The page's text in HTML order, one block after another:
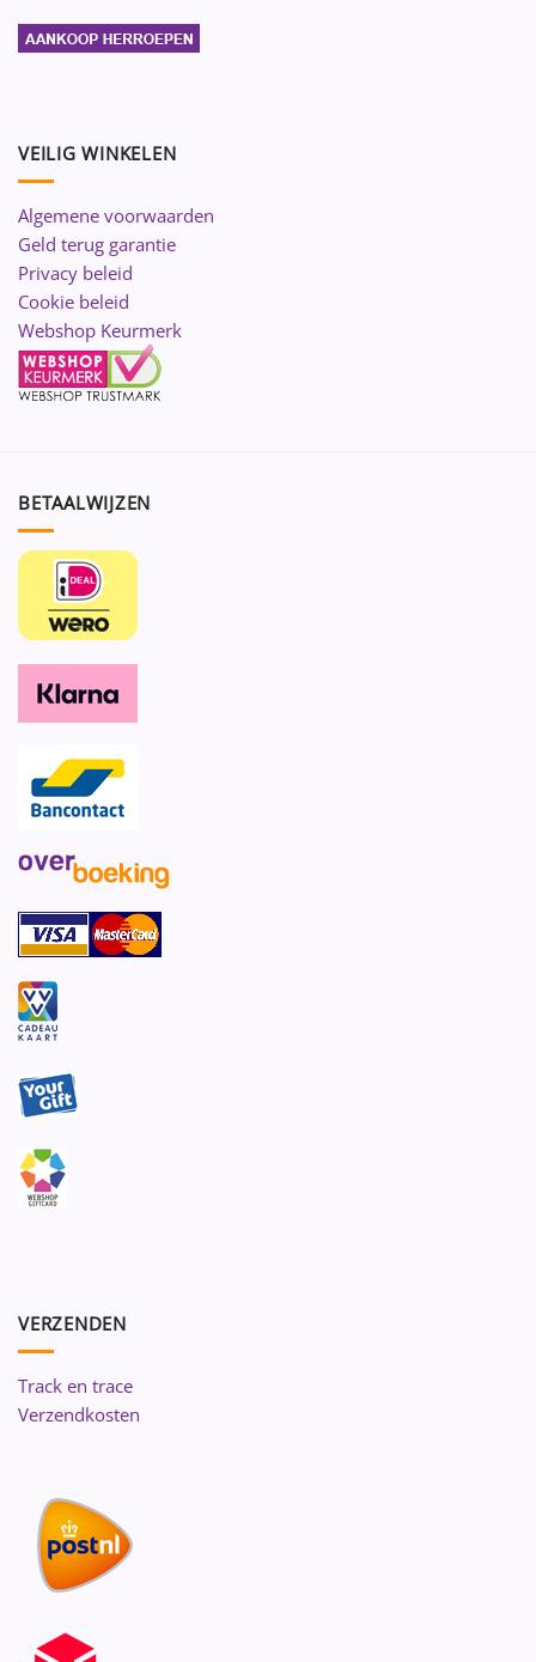
VEILIG WINKELEN
Algemene voorwaarden
Geld terug garantie
Privacy beleid
Cookie beleid
Webshop Keurmerk
BETAALWIJZEN
VERZENDEN
Track en trace
Verzendkosten